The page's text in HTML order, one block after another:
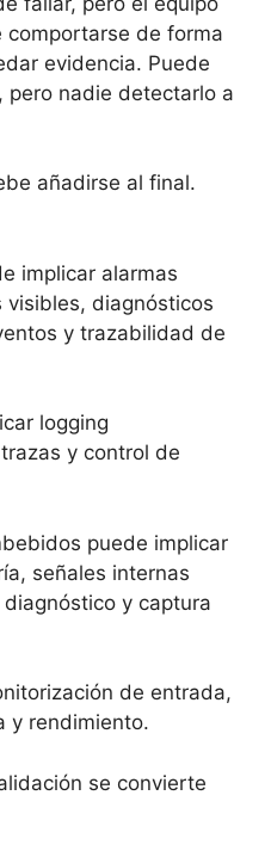
comportarse de forma
evidencia. Puede
pero nadie detectarlo a
añadirse al final.
implicar alarmas
diagnósticos
y trazabilidad de
logging
y control de
puede implicar
señales internas
y captura
de entrada,
y rendimiento.
se convierte